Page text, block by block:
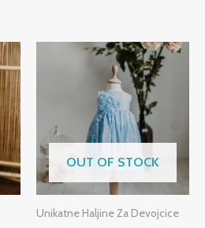
OUT OF STOCK
Unikatne Haljine Za Devojcice